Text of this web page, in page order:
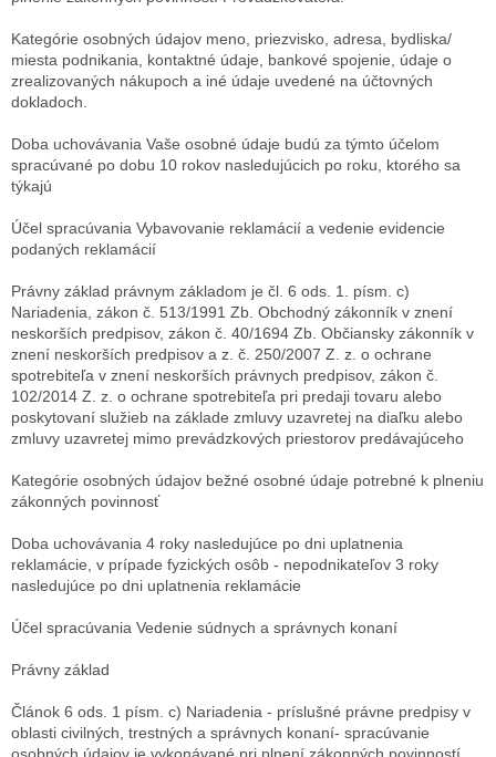
Kategórie osobných údajov meno, priezvisko, adresa, bydliska/
miesta podnikania, kontaktné údaje, bankové spojenie, údaje o
zrealizovaných nákupoch a iné údaje uvedené na účtovných
dokladoch.
Doba uchovávania Vaše osobné údaje budú za týmto účelom
spracúvané po dobu 10 rokov nasledujúcich po roku, ktorého sa
týkajú
Účel spracúvania Vybavovanie reklamácií a vedenie evidencie
podaných reklamácií
Právny základ právnym základom je čl. 6 ods. 1. písm. c)
Nariadenia, zákon č. 513/1991 Zb. Obchodný zákonník v znení
neskorších predpisov, zákon č. 40/1694 Zb. Občiansky zákonník v
znení neskorších predpisov a z. č. 250/2007 Z. z. o ochrane
spotrebiteľa v znení neskorších právnych predpisov, zákon č.
102/2014 Z. z. o ochrane spotrebiteľa pri predaji tovaru alebo
poskytovaní služieb na základe zmluvy uzavretej na diaľku alebo
zmluvy uzavretej mimo prevádzkových priestorov predávajúceho
Kategórie osobných údajov bežné osobné údaje potrebné k plneniu
zákonných povinnosť
Doba uchovávania 4 roky nasledujúce po dni uplatnenia
reklamácie, v prípade fyzických osôb - nepodnikateľov 3 roky
nasledujúce po dni uplatnenia reklamácie
Účel spracúvania Vedenie súdnych a správnych konaní
Právny základ
Článok 6 ods. 1 písm. c) Nariadenia - príslušné právne predpisy v
oblasti civilných, trestných a správnych konaní- spracúvanie
osobných údajov je vykonávané pri plnení zákonných povinností